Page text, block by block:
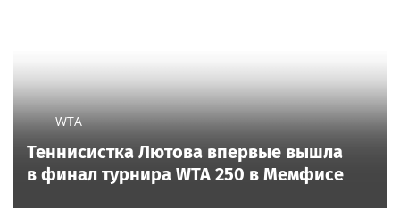
WTA
Теннисистка Лютова впервые вышла
в финал турнира WTA 250 в Мемфисе